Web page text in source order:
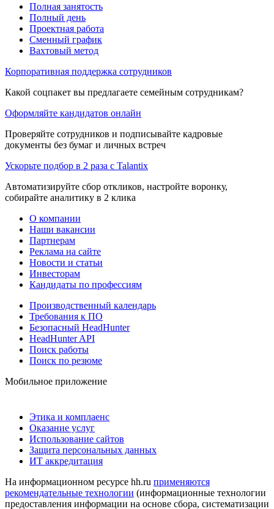
Полная занятость
Полный день
Проектная работа
Сменный график
Вахтовый метод
Корпоративная поддержка сотрудников
Какой соцпакет вы предлагаете семейным сотрудникам?
Оформляйте кандидатов онлайн
Проверяйте сотрудников и подписывайте кадровые
документы без бумаг и личных встреч
Ускорьте подбор в 2 раза с Talantix
Автоматизируйте сбор откликов, настройте воронку,
собирайте аналитику в 2 клика
О компании
Наши вакансии
Партнерам
Реклама на сайте
Новости и статьи
Инвесторам
Кандидаты по профессиям
Производственный календарь
Требования к ПО
Безопасный HeadHunter
HeadHunter API
Поиск работы
Поиск по резюме
Мобильное приложение
Этика и комплаенс
Оказание услуг
Использование сайтов
Защита персональных данных
ИТ аккредитация
На информационном ресурсе hh.ru применяются
рекомендательные технологии (информационные технологии
предоставления информации на основе сбора, систематизации